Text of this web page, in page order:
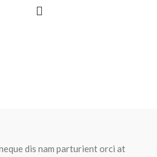
dis nam parturient orci at